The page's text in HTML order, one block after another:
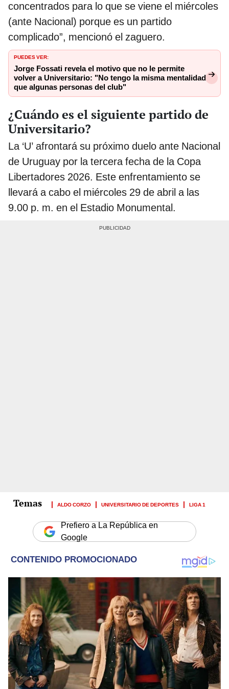
concentrados para lo que se viene el miércoles
(ante Nacional) porque es un partido
complicado”, mencionó el zaguero.
PUEDES VER:
Jorge Fossati revela el motivo que no le permite
volver a Universitario: "No tengo la misma mentalidad
que algunas personas del club"
¿Cuándo es el siguiente partido de
Universitario?
La ‘U’ afrontará su próximo duelo ante Nacional
de Uruguay por la tercera fecha de la Copa
Libertadores 2026. Este enfrentamiento se
llevará a cabo el miércoles 29 de abril a las
9.00 p. m. en el Estadio Monumental.
ALDO CORZO UNIVERSITARIO DE DEPORTES LIGA 1
Prefiero a La República en
Google